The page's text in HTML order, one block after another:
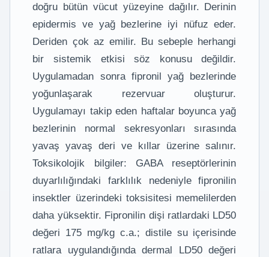
doğru bütün vücut yüzeyine dağılır. Derinin
epidermis ve yağ bezlerine iyi nüfuz eder.
Deriden çok az emilir. Bu sebeple herhangi
bir sistemik etkisi söz konusu değildir.
Uygulamadan sonra fipronil yağ bezlerinde
yoğunlaşarak rezervuar oluşturur.
Uygulamayı takip eden haftalar boyunca yağ
bezlerinin normal sekresyonları sırasında
yavaş yavaş deri ve kıllar üzerine salınır.
Toksikolojik bilgiler: GABA reseptörlerinin
duyarlılığındaki farklılık nedeniyle fipronilin
insektler üzerindeki toksisitesi memelilerden
daha yüksektir. Fipronilin dişi ratlardaki LD50
değeri 175 mg/kg c.a.; distile su içerisinde
ratlara uygulandığında dermal LD50 değeri